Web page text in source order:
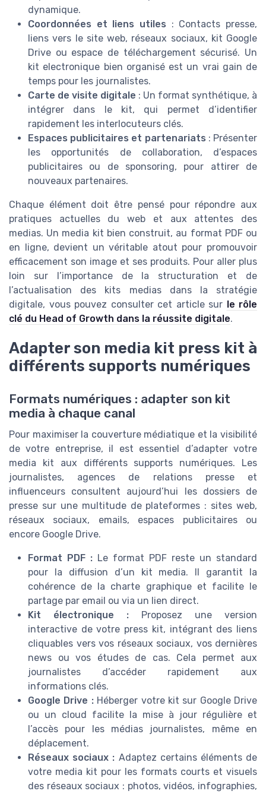
dynamique.
Coordonnées et liens utiles : Contacts presse,
liens vers le site web, réseaux sociaux, kit Google
Drive ou espace de téléchargement sécurisé. Un
kit electronique bien organisé est un vrai gain de
temps pour les journalistes.
Carte de visite digitale : Un format synthétique, à
intégrer dans le kit, qui permet d’identifier
rapidement les interlocuteurs clés.
Espaces publicitaires et partenariats : Présenter
les opportunités de collaboration, d’espaces
publicitaires ou de sponsoring, pour attirer de
nouveaux partenaires.
Chaque élément doit être pensé pour répondre aux
pratiques actuelles du web et aux attentes des
medias. Un media kit bien construit, au format PDF ou
en ligne, devient un véritable atout pour promouvoir
efficacement son image et ses produits. Pour aller plus
loin sur l’importance de la structuration et de
l’actualisation des kits medias dans la stratégie
digitale, vous pouvez consulter cet article sur le rôle
clé du Head of Growth dans la réussite digitale.
Adapter son media kit press kit à
différents supports numériques
Formats numériques : adapter son kit
media à chaque canal
Pour maximiser la couverture médiatique et la visibilité
de votre entreprise, il est essentiel d’adapter votre
media kit aux différents supports numériques. Les
journalistes, agences de relations presse et
influenceurs consultent aujourd’hui les dossiers de
presse sur une multitude de plateformes : sites web,
réseaux sociaux, emails, espaces publicitaires ou
encore Google Drive.
Format PDF : Le format PDF reste un standard
pour la diffusion d’un kit media. Il garantit la
cohérence de la charte graphique et facilite le
partage par email ou via un lien direct.
Kit électronique : Proposez une version
interactive de votre press kit, intégrant des liens
cliquables vers vos réseaux sociaux, vos dernières
news ou vos études de cas. Cela permet aux
journalistes d’accéder rapidement aux
informations clés.
Google Drive :Héberger votre kit sur Google Drive
ou un cloud facilite la mise à jour régulière et
l’accès pour les médias journalistes, même en
déplacement.
Réseaux sociaux : Adaptez certains éléments de
votre media kit pour les formats courts et visuels
des réseaux sociaux : photos, vidéos, infographies,